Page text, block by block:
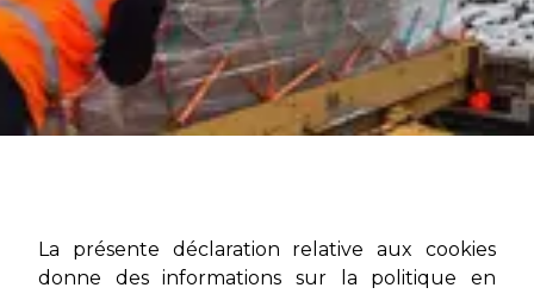
La présente déclaration relative aux cookies
donne des informations sur la politique en